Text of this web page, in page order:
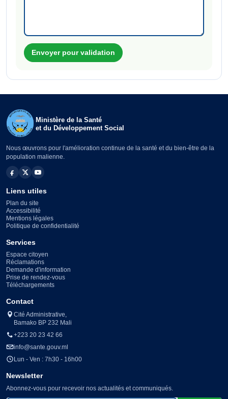
Envoyer pour validation
Ministère de la Santé
et du Développement Social
Nous œuvrons pour l'amélioration continue de la santé et du bien-être de la
population malienne.
Liens utiles
Plan du site
Accessibilité
Mentions légales
Politique de confidentialité
Services
Espace citoyen
Réclamations
Demande d'information
Prise de rendez-vous
Téléchargements
Contact
Cité Administrative,
Bamako BP 232 Mali
+223 20 23 42 66
info@sante.gouv.ml
Lun - Ven : 7h30 - 16h00
Newsletter
Abonnez-vous pour recevoir nos actualités et communiqués.